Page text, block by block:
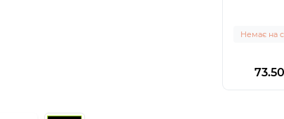
Немає на